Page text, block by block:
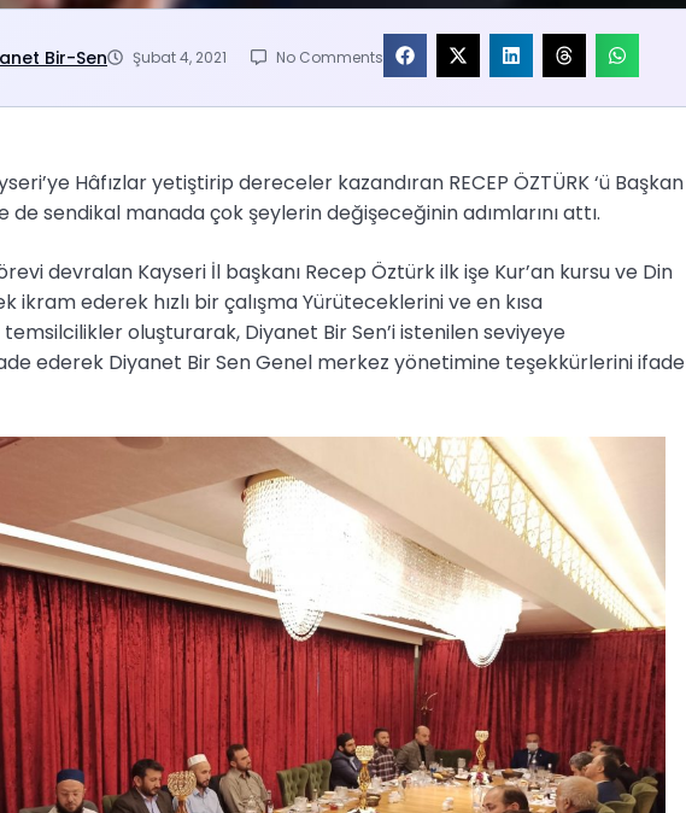
Bir-Sen Şubat 4, 2021 No Comments
Hâfızlar yetiştirip dereceler kazandıran RECEP ÖZTÜRK ‘ü Başkan
sendikal manada çok şeylerin değişeceğinin adımlarını attı.
devralan Kayseri İl başkanı Recep Öztürk ilk işe Kur’an kursu ve Din
ikram ederek hızlı bir çalışma Yürüteceklerini ve en kısa
oluşturarak, Diyanet Bir Sen’i istenilen seviyeye
ederek Diyanet Bir Sen Genel merkez yönetimine teşekkürlerini ifade